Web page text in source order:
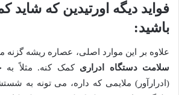
فواید دیگه اورتیدین که شاید
باشید:
علاوه بر این موارد اصلی، عصاره ریشه گزنه
سلامت دستگاه ادراری کمک کنه. مثلاً به
(ادرارآور) ملایمی که داره، می تونه به